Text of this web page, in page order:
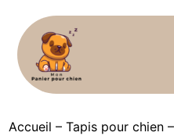
Accueil –Tapis pour chien